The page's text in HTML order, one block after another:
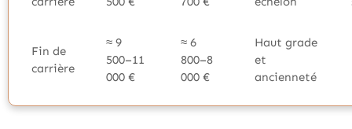
Fin de
carrière
≈ 9
500–11
000 €
≈ 6
800–8
000 €
Haut grade
et
ancienneté